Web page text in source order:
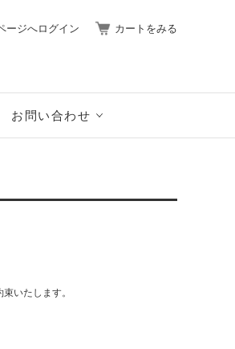
ージへログイン カートをみる
お問い合わせ
いたします。